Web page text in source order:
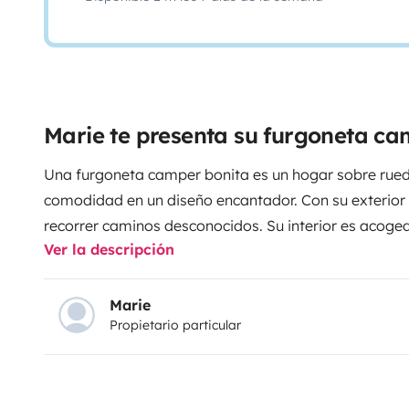
Marie te presenta su furgoneta
Una furgoneta camper bonita es un hogar sobre
comodidad en un diseño encantador. Con su exterior
recorrer caminos desconocidos. Su interior es
madera, luces cálidas y detalles que reflejan la
ventanales permiten disfrutar de paisajes
recién hecho llena el pequeño espacio. Es el
nuevos horizontes con cada amanecer. Una
Menorca y adentrarse en sus estrechos caminos
Ver la descripción
Marie
Propietario particular